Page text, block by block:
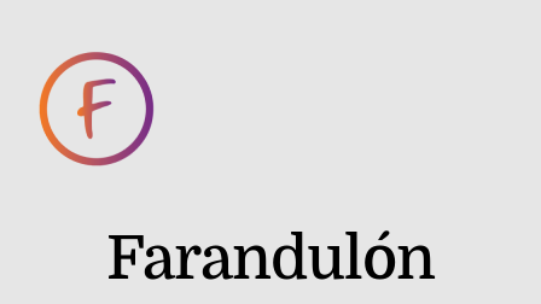
Farandulón